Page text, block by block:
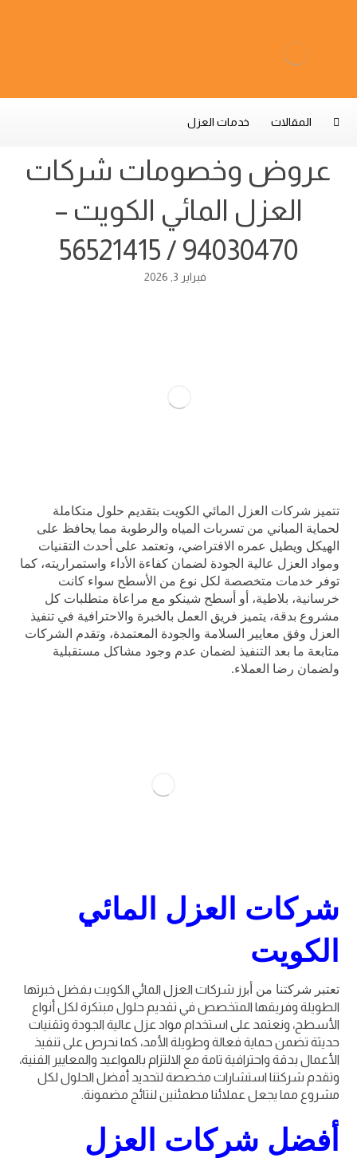
المقالات خدمات العزل
عروض وخصومات شركات
العزل المائي الكويت –
94030470 / 56521415
فبراير 3, 2026
تتميز شركات العزل المائي الكويت بتقديم حلول متكاملة
لحماية المباني من تسربات المياه والرطوبة مما يحافظ على
الهيكل ويطيل عمره الافتراضي، وتعتمد على أحدث التقنيات
ومواد العزل عالية الجودة لضمان كفاءة الأداء واستمراريته، كما
توفر خدمات متخصصة لكل نوع من الأسطح سواء كانت
خرسانية، بلاطية، أو أسطح شينكو مع مراعاة متطلبات كل
مشروع بدقة، يتميز فريق العمل بالخبرة والاحترافية في تنفيذ
العزل وفق معايير السلامة والجودة المعتمدة، وتقدم الشركات
متابعة ما بعد التنفيذ لضمان عدم وجود مشاكل مستقبلية
ولضمان رضا العملاء.
شركات العزل المائي
الكويت
تعتبر شركتنا من أبرز شركات العزل المائي الكويت بفضل خبرتها
الطويلة وفريقها المتخصص في تقديم حلول مبتكرة لكل أنواع
الأسطح، ونعتمد على استخدام مواد عزل عالية الجودة وتقنيات
حديثة تضمن حماية فعالة وطويلة الأمد، كما نحرص على تنفيذ
الأعمال بدقة واحترافية تامة مع الالتزام بالمواعيد والمعايير الفنية،
وتقدم شركتنا استشارات مخصصة لتحديد أفضل الحلول لكل
مشروع مما يجعل عملائنا مطمئنين لنتائج مضمونة.
أفضل شركات العزل